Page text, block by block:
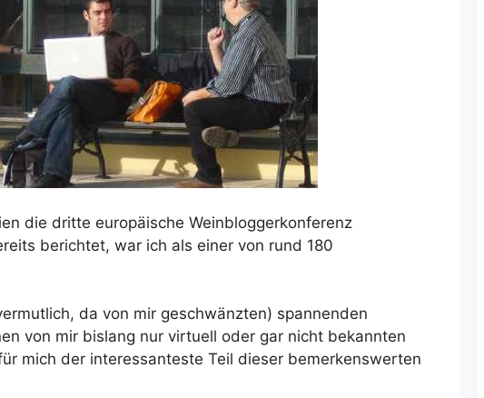
die dritte europäische Weinbloggerkonferenz
berichtet, war ich als einer von rund 180
da von mir geschwänzten) spannenden
von mir bislang nur virtuell oder gar nicht bekannten
mich der interessanteste Teil dieser bemerkenswerten